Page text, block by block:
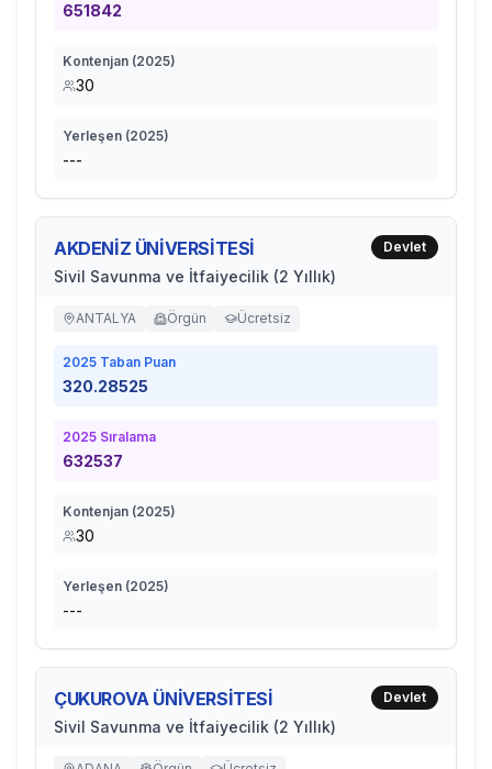
651842
Kontenjan (2025)
30
Yerleşen (2025)
---
AKDENİZ ÜNİVERSİTESİ
Sivil Savunma ve İtfaiyecilik (2 Yıllık)
Devlet
ANTALYA Örgün Ücretsiz
2025 Taban Puan
320.28525
2025 Sıralama
632537
Kontenjan (2025)
30
Yerleşen (2025)
---
ÇUKUROVA ÜNİVERSİTESİ
Sivil Savunma ve İtfaiyecilik (2 Yıllık)
Devlet